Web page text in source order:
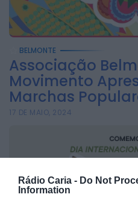
Rádio Caria - Do Not
Information
Rádio Caria
rede
HOJE, 7:01
Rádio Caria
BELMONTE
Associação
Movimento
Marchas
17 DE MAIO, 2024